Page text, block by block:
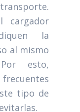
cargador
la
al mismo
esto,
frecuentes
tipo de